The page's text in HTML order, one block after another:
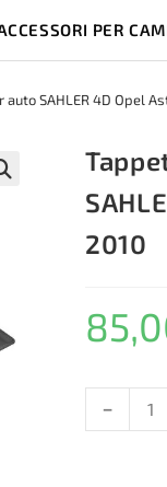
PER
SAHLER 4D Opel
2010
Tappetino
in
-